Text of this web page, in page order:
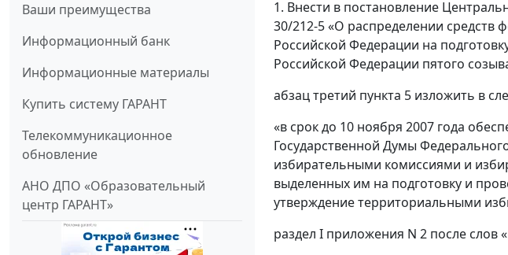
Ваши преимущества
Информационный банк
Информационные материалы
Купить систему ГАРАНТ
Телекоммуникационное
обновление
АНО ДПО «Образовательный
центр ГАРАНТ»
1. Внести в постановление
30/212-5 «О распределении
Российской Федерации на
Российской Федерации пятого
абзац третий пункта 5 изложить в
«в срок до 10 ноября 2007 года
Государственной Думы
избирательными комиссиями и
выделенных им на подготовку и
утверждение территориальными
раздел I приложения N 2 после слов